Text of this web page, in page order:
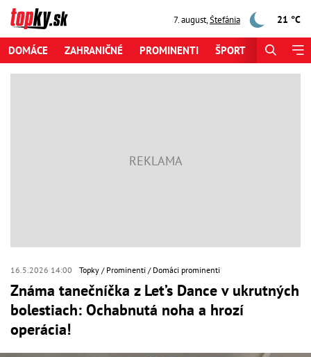
7. august,Štefánia 21 °C
DOMÁCE ZAHRANIČNÉ PROMINENTI ŠPORT
16.5.2026 14:00 Topky Prominenti Domáci prominenti
Známa tanečníčka z Let’s Dance v ukrutných
bolestiach: Ochabnutá noha a hrozí
operácia!